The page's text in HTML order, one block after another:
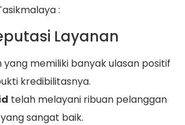
:
Layanan
yang memiliki banyak ulasan positif
kredibilitasnya.
telah melayani ribuan pelanggan
sangat baik.